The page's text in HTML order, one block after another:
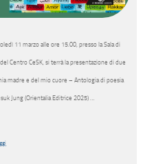
11 marzo alle ore 15.00, presso la Sala di
Centro CeSK, si terrà la presentazione di due
madre e del mio cuore – Antologia di poesia
Jung (Orientalia Editrice 2025) …